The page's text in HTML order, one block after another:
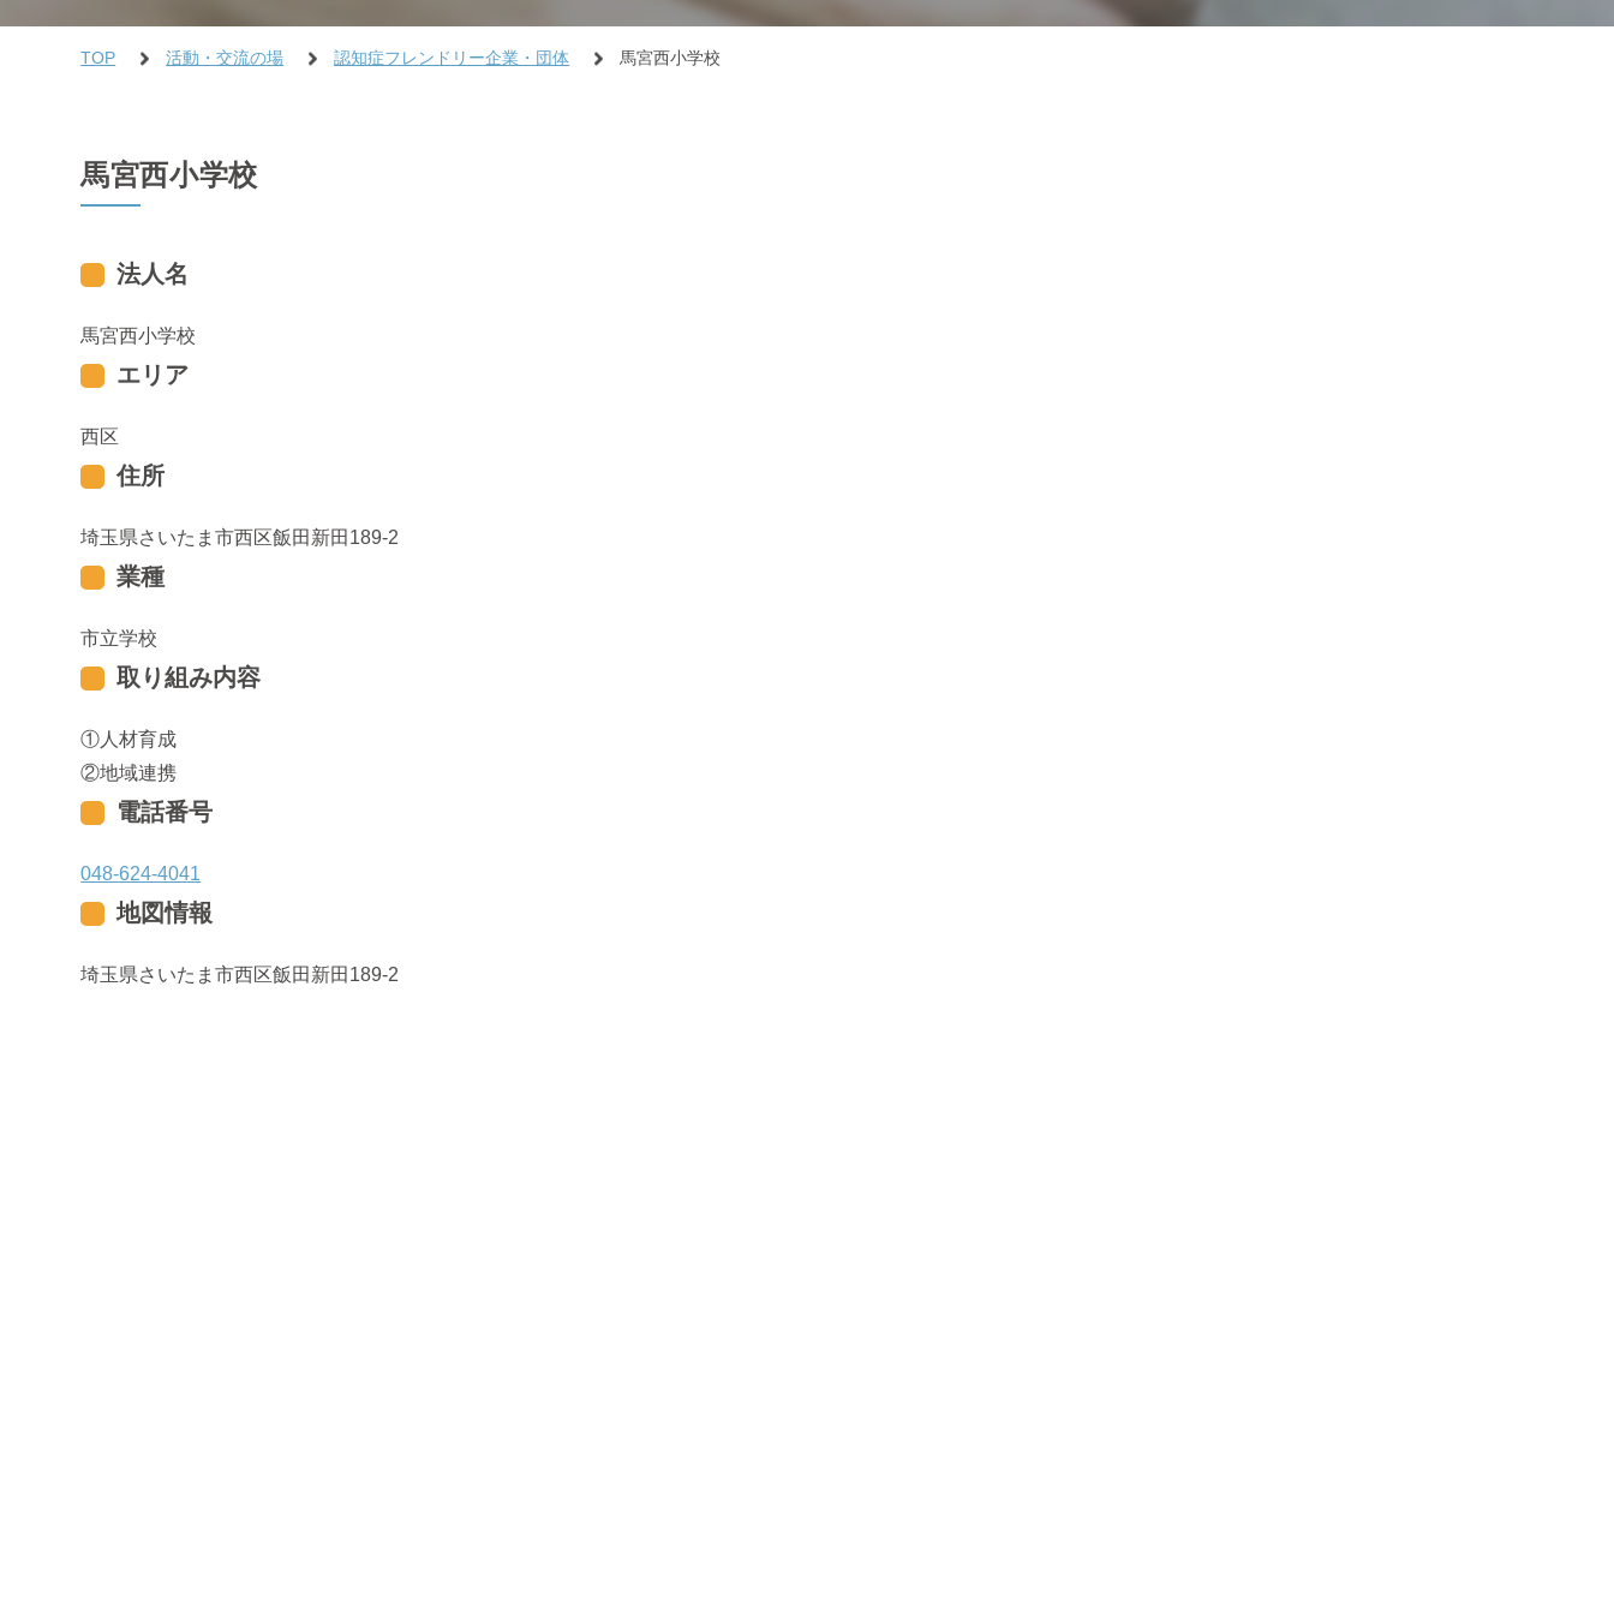
TOP 活動・交流の場 認知症フレンドリー企業・団体 馬宮西小学校
馬宮西小学校
法人名
馬宮西小学校
エリア
西区
住所
埼玉県さいたま市西区飯田新田189-2
業種
市立学校
取り組み内容
人材育成
地域連携
電話番号
048-624-4041
地図情報
埼玉県さいたま市西区飯田新田189-2